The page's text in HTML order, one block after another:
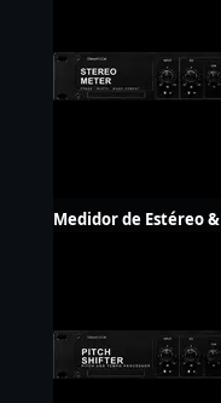
Medidor de Estéreo